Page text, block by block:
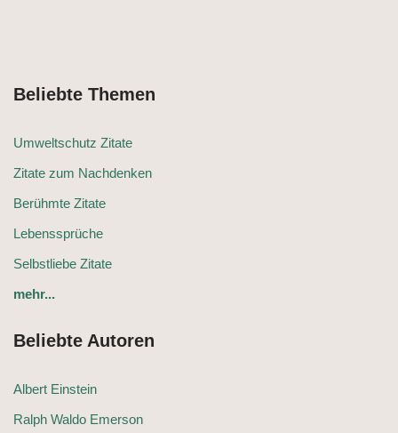
Beliebte Themen
Umweltschutz Zitate
Zitate zum Nachdenken
Berühmte Zitate
Lebenssprüche
Selbstliebe Zitate
mehr...
Beliebte Autoren
Albert Einstein
Ralph Waldo Emerson